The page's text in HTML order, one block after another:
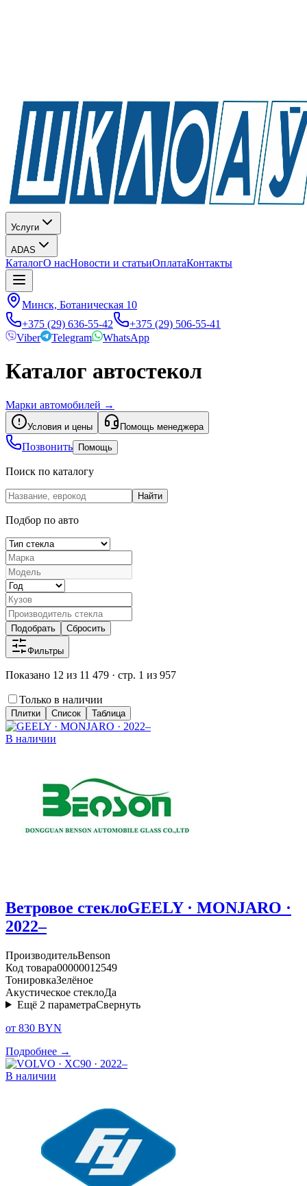
Услуги
ADAS
КаталогО насНовости и статьиОплатаКонтакты
Минск, Ботаническая 10
+375 (29) 636-55-42
+375 (29) 506-55-41
Viber
Telegram WhatsApp
Каталог автостекол
Марки автомобилей →
Условия и цены Помощь менеджера
Позвонить Помощь
Поиск по каталогу
Найти
Подбор по авто
Подобрать Сбросить
Фильтры
Показано 12 из 11 479 · стр. 1 из 957
Только в наличии
Плитки Список Таблица
В наличии
Ветровое стеклоGEELY · MONJARO ·
2022–
ПроизводительBenson
Код товара00000012549
ТонировкаЗелёное
Акустическое стеклоДа
Ещё 2 параметраСвернуть
от 830 BYN
Подробнее →
В наличии